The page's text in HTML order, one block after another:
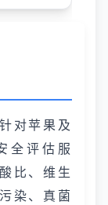
对苹果及
全评估服
比、维生
染、真菌